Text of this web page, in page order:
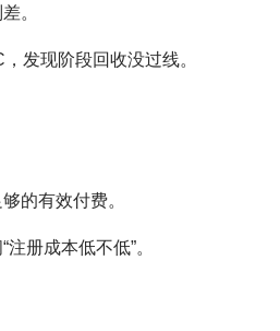
。
发现阶段回收没过线。
的有效付费。
册成本低不低”。